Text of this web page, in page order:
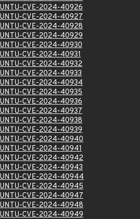
CVE-2024-40926
CVE-2024-40927
CVE-2024-40928
CVE-2024-40929
CVE-2024-40930
CVE-2024-40931
CVE-2024-40932
CVE-2024-40933
CVE-2024-40934
CVE-2024-40935
CVE-2024-40936
CVE-2024-40937
CVE-2024-40938
CVE-2024-40939
CVE-2024-40940
CVE-2024-40941
CVE-2024-40942
CVE-2024-40943
CVE-2024-40944
CVE-2024-40945
CVE-2024-40947
CVE-2024-40948
CVE-2024-40949